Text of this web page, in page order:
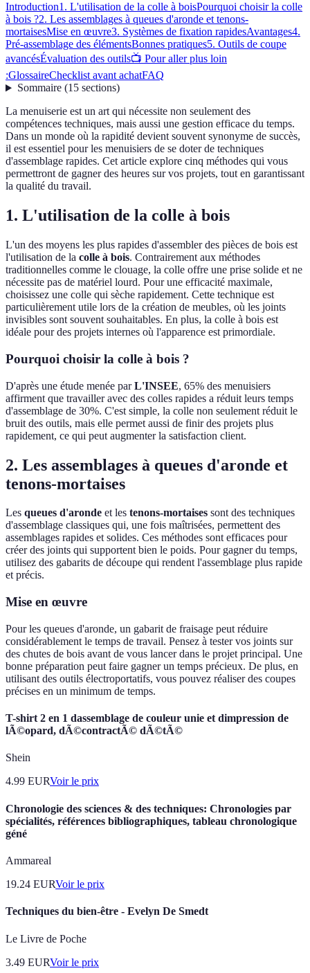
Introduction1. L'utilisation de la colle à boisPourquoi choisir la colle
à bois ?2. Les assemblages à queues d'aronde et tenons-
mortaisesMise en œuvre3. Systèmes de fixation rapidesAvantages4.
Pré-assemblage des élémentsBonnes pratiques5. Outils de coupe
avancésÉvaluation des outils📺 Pour aller plus loin
:GlossaireChecklist avant achatFAQ
Sommaire(15 sections)
La menuiserie est un art qui nécessite non seulement des
compétences techniques, mais aussi une gestion efficace du temps.
Dans un monde où la rapidité devient souvent synonyme de succès,
il est essentiel pour les menuisiers de se doter de techniques
d'assemblage rapides. Cet article explore cinq méthodes qui vous
permettront de gagner des heures sur vos projets, tout en garantissant
la qualité du travail.
1. L'utilisation de la colle à bois
L'un des moyens les plus rapides d'assembler des pièces de bois est
l'utilisation de la colle à bois. Contrairement aux méthodes
traditionnelles comme le clouage, la colle offre une prise solide et ne
nécessite pas de matériel lourd. Pour une efficacité maximale,
choisissez une colle qui sèche rapidement. Cette technique est
particulièrement utile lors de la création de meubles, où les joints
invisibles sont souvent souhaitables. En plus, la colle à bois est
idéale pour des projets internes où l'apparence est primordiale.
Pourquoi choisir la colle à bois ?
D'après une étude menée parL'INSEE, 65% des menuisiers
affirment que travailler avec des colles rapides a réduit leurs temps
d'assemblage de 30%. C'est simple, la colle non seulement réduit le
bruit des outils, mais elle permet aussi de finir des projets plus
rapidement, ce qui peut augmenter la satisfaction client.
2. Les assemblages à queues d'aronde et
tenons-mortaises
Les queues d'aronde et les tenons-mortaises sont des techniques
d'assemblage classiques qui, une fois maîtrisées, permettent des
assemblages rapides et solides. Ces méthodes sont efficaces pour
créer des joints qui supportent bien le poids. Pour gagner du temps,
utilisez des gabarits de découpe qui rendent l'assemblage plus rapide
et précis.
Mise en œuvre
Pour les queues d'aronde, un gabarit de fraisage peut réduire
considérablement le temps de travail. Pensez à tester vos joints sur
des chutes de bois avant de vous lancer dans le projet principal. Une
bonne préparation peut faire gagner un temps précieux. De plus, en
utilisant des outils électroportatifs, vous pouvez réaliser des coupes
précises en un minimum de temps.
T-shirt 2 en 1 dassemblage de couleur unie et dimpression de
lÃ©opard, dÃ©contractÃ© dÃ©tÃ©
Shein
4.99 EURVoir le prix
Chronologie des sciences & des techniques: Chronologies par
spécialités, références bibliographiques, tableau chronologique
géné
Ammareal
19.24 EURVoir le prix
Techniques du bien-être - Evelyn De Smedt
Le Livre de Poche
3.49 EURVoir le prix